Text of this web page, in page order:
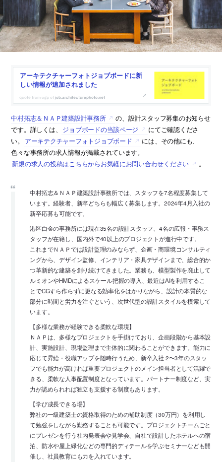
アーキテクチャーフォトジョブボードに新
しい情報が追加されました
job.architecturephoto.net
中村拓志＆ＮＡＰ建築設計事務所
の、設計スタッフ募集のお知らせ
です。詳しくは、
ジョブボードの当該ページ
にてご確認くださ
い。
アーキテクチャーフォトジョブボード
には、その他にも、
色々な事務所の求人情報が掲載されています。
新規の求人の投稿はこちらからお気軽にお問い合わせください
。
中村拓志＆ＮＡＰ建築設計事務所では、スタッフを7名程度募集して
います。経験者、新卒どちらも幅広く募集します。2024年4月入社の
新卒応募も可能です。
港区白金の事務所には現在35名の設計スタッフ、4名の広報・事務ス
タッフが在籍し、国内外で40以上のプロジェクトが進行中です。
これまでＮＡＰでは設計監理のみならず、企画・商環境コンサルティ
ングから、デザイン監修、インテリア・家具デザインまで、総合的か
つ革新的な建築を創り続けてきました。業務も、模型製作を廃止して
ルミオンやHMDによるスケール把握の導入、最近はAIを利用するこ
とでCGすら作らずに更なる効率化をはかりながら、設計の本質的な
部分に時間と労力を注ぐという、次世代型の設計スタイルを模索して
います。
【多様な業務が経験できる柔軟な環境】
ＮＡＰは、多様なプロジェクトを手掛けており、企画段階から基本設
計、実施設計、現場監理まで主体的に関わることができます。能力に
応じて昇給・役職アップを随時行うため、新卒入社 2〜3年のスタッ
フでも能力が高ければ重要プロジェクトのメイン担当者として活躍で
きる、柔軟な人事配置制度となっています。パートナー制度など、実
力が認められれば独立も支援する制度もあります。
【学び成長できる場】
弊社の一級建築士の資格取得のための補助制度（30万円）を利用し
て勉強をしながら勤務することも可能です。プロジェクトチームごと
にプレゼンを行う社内発表会や見学会、自社で設計したホテルへの宿
泊、防水や屋上緑化などの専門的ディテールを学ぶセミナーなども開
催し、社員教育にも力を入れています。